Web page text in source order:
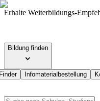
Erhalte Weiterbildungs-
Bildung finden
Infomaterialbestellung